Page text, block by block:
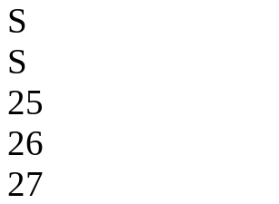
S
S
25
26
27